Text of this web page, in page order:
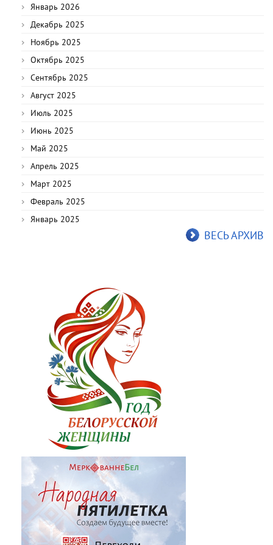
Январь 2026
Декабрь 2025
Ноябрь 2025
Октябрь 2025
Сентябрь 2025
Август 2025
Июль 2025
Июнь 2025
Май 2025
Апрель 2025
Март 2025
Февраль 2025
Январь 2025
ВЕСЬ АРХИВ